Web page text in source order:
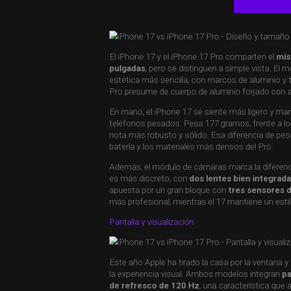
El iPhone 17 y el iPhone 17 Pro comparten el
pulgadas, pero se distinguen a simple vista. El
estética más sencilla, con marcos de aluminio y
Pro presume de cuerpo de aluminio forjado con
En mano, el iPhone 17 se siente más ligero y
teléfonos pesados. Pesa 177 gramos, frente a
nota más robusto y sólido. Esa diferencia de
batería y los materiales más densos del Pro.
Además, el módulo de cámaras marca la
es más discreto, con dos lentes bien
apuesta por un gran bloque contres sensores
más profesional, mientras el 17 mantiene un
Pantalla y visualización
Este año Apple ha tirado la casa por la ventana
la experiencia visual. Ambos modelos integran
de refresco de 120 Hz, una característica que